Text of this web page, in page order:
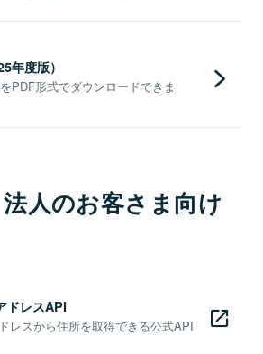
年度版）
PDF形式でダウンロードできま
人のお客さま向け
ドレスAPI
レスから住所を取得できる公式API